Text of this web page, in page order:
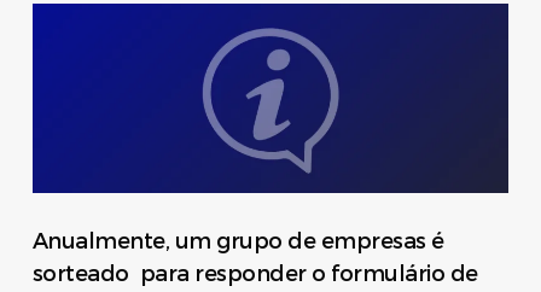
Anualmente, um grupo de empresas é
sorteado para responder o formulário de